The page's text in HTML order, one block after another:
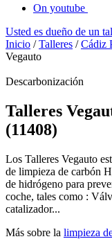
On youtube
Usted es dueño de un
Inicio /Talleres /Cádiz
Vegauto
Descarbonización
Talleres
(11408)
Los Talleres Vegauto
de limpieza de carbón
de hidrógeno para
coche, tales como :
catalizador...
Más sobre la limpieza